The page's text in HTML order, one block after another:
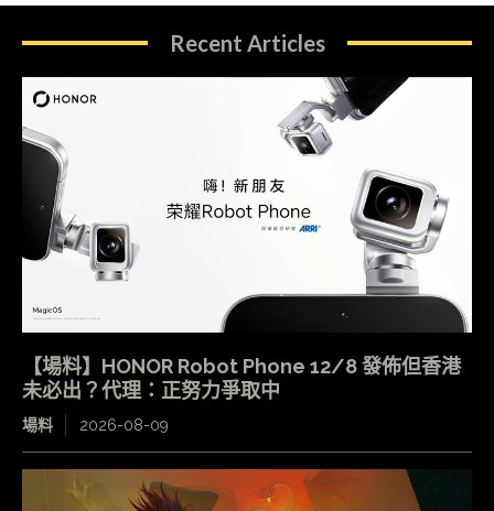
Recent Articles
【場料】HONOR Robot Phone 12/8 發佈但香港
未必出？代理：正努力爭取中
場料 2026-08-09